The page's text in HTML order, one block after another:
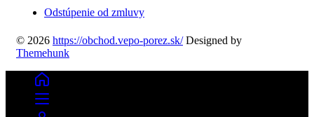
Odstúpenie od zmluvy
© 2026 https://obchod.vepo-porez.sk/ Designed by
Themehunk